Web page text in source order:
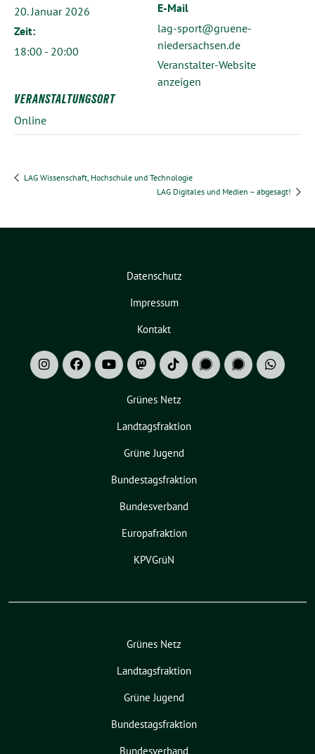
20. Januar 2026
Zeit:
18:00 - 20:00
VERANSTALTUNGSORT
Online
E-Mail
lag-sport@gruene-
niedersachsen.de
Veranstalter-Website
anzeigen
LAG Wissenschaft, Hochschule und Technologie
LAG Digitales und Medien – abgesagt!
Datenschutz
Impressum
Kontakt
Grünes Netz
Landtagsfraktion
Grüne Jugend
Bundestagsfraktion
Bundesverband
Europafraktion
KPVGrüN
Grünes Netz
Landtagsfraktion
Grüne Jugend
Bundestagsfraktion
Bundesverband